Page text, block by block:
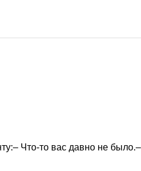
Что-то вас давно не